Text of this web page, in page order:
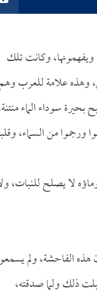
وكانت تلك
وهذه علامة للعرب
سوداء الماء
ورجموا من السماء،
لا يصلح للنبات،
الفاحشة، ولم
ذلك ولما صدقته،